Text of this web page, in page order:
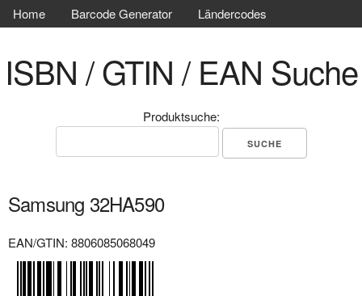
Home Barcode Generator Ländercodes
ISBN / GTIN / EAN Suche
Produktsuche:
Samsung 32HA590
EAN/GTIN: 8806085068049